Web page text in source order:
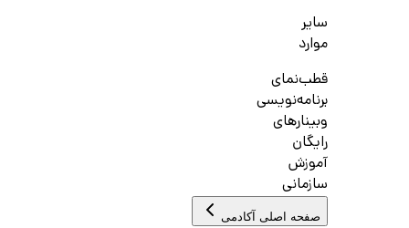
سایر
موارد
قطب‌نمای
برنامه‌نویسی
وبینارهای
رایگان
آموزش
سازمانی
صفحه اصلی آکادمی